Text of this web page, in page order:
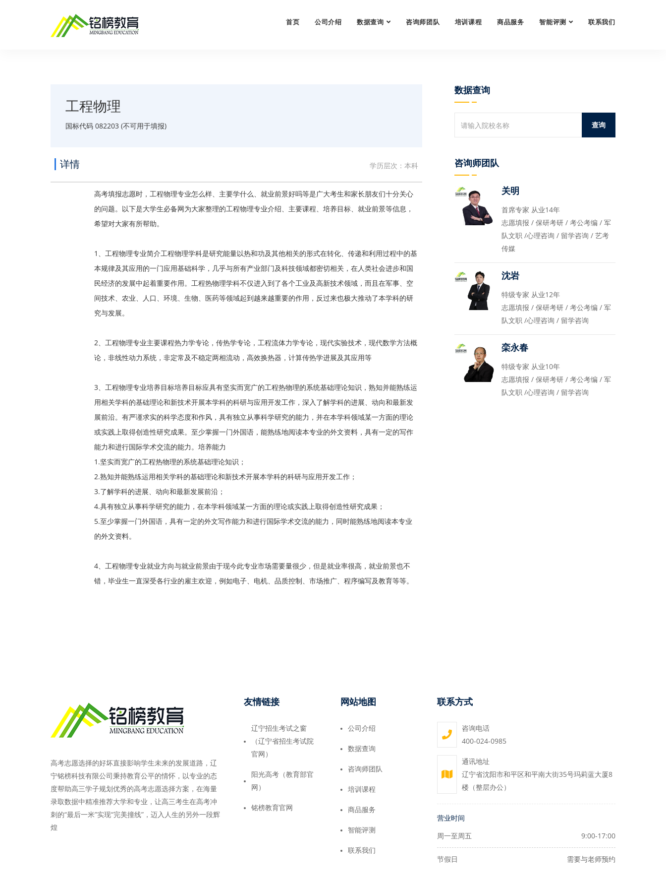
首页 公司介绍 数据查询 咨询师团队 培训课程 商品服务 智能评测 联系我们
工程物理
国标代码 082203 (不可用于填报)
详情 学历层次：本科
高考填报志愿时，工程物理专业怎么样、主要学什么、就业前景好吗等是广大考生和家长朋友们十分关心
的问题。以下是大学生必备网为大家整理的工程物理专业介绍、主要课程、培养目标、就业前景等信息，
希望对大家有所帮助。
1、工程物理专业简介工程物理学科是研究能量以热和功及其他相关的形式在转化、传递和利用过程中的基
本规律及其应用的一门应用基础科学，几乎与所有产业部门及科技领域都密切相关，在人类社会进步和国
民经济的发展中起着重要作用。工程热物理学科不仅进入到了各个工业及高新技术领域，而且在军事、空
间技术、农业、人口、环境、生物、医药等领域起到越来越重要的作用，反过来也极大推动了本学科的研
究与发展。
2、工程物理专业主要课程热力学专论，传热学专论，工程流体力学专论，现代实验技术，现代数学方法概
论，非线性动力系统，非定常及不稳定两相流动，高效换热器，计算传热学进展及其应用等
3、工程物理专业培养目标培养目标应具有坚实而宽广的工程热物理的系统基础理论知识，熟知并能熟练运
用相关学科的基础理论和新技术开展本学科的科研与应用开发工作，深入了解学科的进展、动向和最新发
展前沿。有严谨求实的科学态度和作风，具有独立从事科学研究的能力，并在本学科领域某一方面的理论
或实践上取得创造性研究成果。至少掌握一门外国语，能熟练地阅读本专业的外文资料，具有一定的写作
能力和进行国际学术交流的能力。培养能力
1.坚实而宽广的工程热物理的系统基础理论知识；
2.熟知并能熟练运用相关学科的基础理论和新技术开展本学科的科研与应用开发工作；
3.了解学科的进展、动向和最新发展前沿；
4.具有独立从事科学研究的能力，在本学科领域某一方面的理论或实践上取得创造性研究成果；
5.至少掌握一门外国语，具有一定的外文写作能力和进行国际学术交流的能力，同时能熟练地阅读本专业
的外文资料。
4、工程物理专业就业方向与就业前景由于现今此专业市场需要量很少，但是就业率很高，就业前景也不
错，毕业生一直深受各行业的雇主欢迎，例如电子、电机、品质控制、市场推广、程序编写及教育等等。
数据查询
咨询师团队
关明
首席专家 从业14年
志愿填报 / 保研考研 / 考公考编 / 军
队文职 /心理咨询 / 留学咨询 / 艺考
传媒
沈岩
特级专家 从业12年
志愿填报 / 保研考研 / 考公考编 / 军
队文职 /心理咨询 / 留学咨询
栾永春
特级专家 从业10年
志愿填报 / 保研考研 / 考公考编 / 军
队文职 /心理咨询 / 留学咨询
高考志愿选择的好坏直接影响学生未来的发展道路，辽
宁铭榜科技有限公司秉持教育公平的情怀，以专业的态
度帮助高三学子规划优秀的高考志愿选择方案，在海量
录取数据中精准推荐大学和专业，让高三考生在高考冲
刺的“最后一米”实现“完美撞线”，迈入人生的另外一段辉
煌
友情链接
辽宁招生考试之窗
（辽宁省招生考试院
官网）
阳光高考（教育部官
网）
铭榜教育官网
网站地图
公司介绍
数据查询
咨询师团队
培训课程
商品服务
智能评测
联系我们
联系方式
咨询电话
400-024-0985
通讯地址
辽宁省沈阳市和平区和平南大街35号玛莉蓝大厦8
楼（整层办公）
营业时间
周一至周五 9:00-17:00
节假日 需要与老师预约